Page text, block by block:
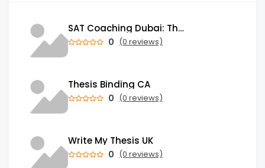
SAT Coaching Dubai: The Power of the Right SATs Preparation to Secure your Dream University!
0 (0 reviews)
Thesis Binding CA
0 (0 reviews)
Write My Thesis UK
0 (0 reviews)